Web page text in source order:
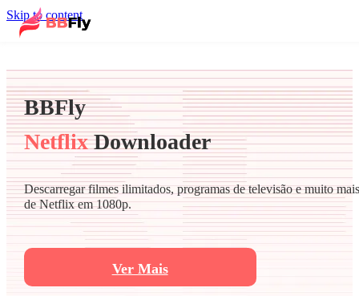
Skip to content
BBFly
NetflixDownloader
Descarregar filmes ilimitados, programas de televisão e muito mais
de Netflix em 1080p.
Ver Mais